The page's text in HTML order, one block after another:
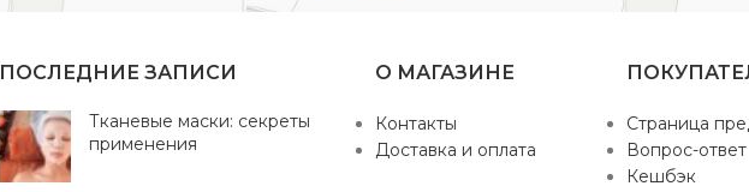
ПОСЛЕДНИЕ ЗАПИСИ
Тканевые маски: секреты
применения
О МАГАЗИНЕ
Контакты
Доставка и оплата
Страница
Вопрос-ответ
Кешбэк